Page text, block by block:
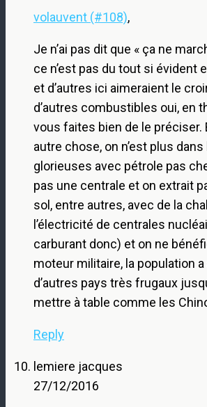
volauvent (#108),
Je n’ai pas dit que « ça ne
ce n’est pas du tout si évident
et d’autres ici aimeraient le
d’autres combustibles oui, en
vous faites bien de le préciser.
autre chose, on n’est plus
glorieuses avec pétrole pas
pas une centrale et on extrait
sol, entre autres, avec de la
l’électricité de centrales
carburant donc) et on ne
moteur militaire, la population
d’autres pays très frugaux
mettre à table comme les
Reply
lemiere jacques
27/12/2016